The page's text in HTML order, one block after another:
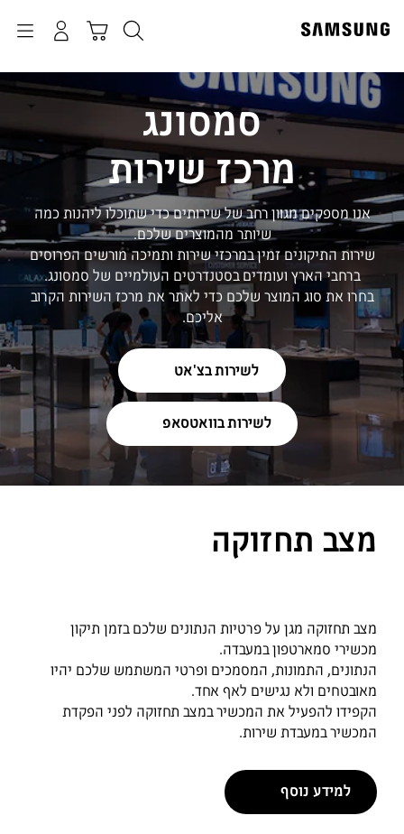
סמסונג
מרכז שירות
אנו מספקים מגוון רחב של שירותים כדי שתוכלו ליהנות כמה
שיותר מהמוצרים שלכם.
שירות התיקונים זמין במרכזי שירות ותמיכה מורשים הפרוסים
ברחבי הארץ ועומדים בסטנדרטים העולמיים של סמסונג.
בחרו את סוג המוצר שלכם כדי לאתר את מרכז השירות הקרוב
אליכם.
לשירות בצ'אט
לשירות בוואטסאפ
מצב תחזוקה
מצב תחזוקה מגן על פרטיות הנתונים שלכם בזמן תיקון
מכשירי סמארטפון במעבדה.
הנתונים, התמונות, המסמכים ופרטי המשתמש שלכם יהיו
מאובטחים ולא נגישים לאף אחד.
הקפידו להפעיל את המכשיר במצב תחזוקה לפני הפקדת
המכשיר במעבדת שירות.
למידע נוסף